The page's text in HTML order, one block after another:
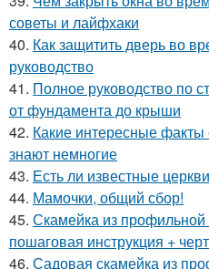
советы и лайфхаки
40. Как защитить дверь во
руководство
41. Полное руководство по
от фундамента до крыши
42. Какие интересные факты
знают немногие
43. Есть ли известные
44. Мамочки, общий сбор!
45. Скамейка из
пошаговая инструкция +
46. Садовая скамейка из